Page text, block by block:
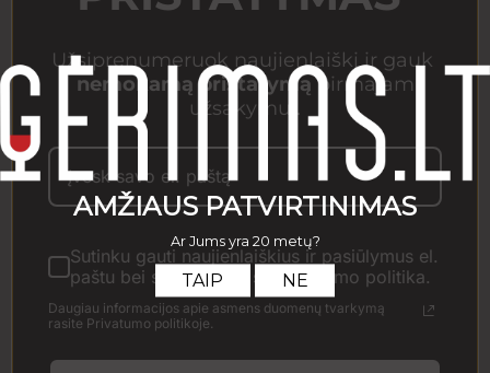
distilerija gaminanti puikių pasaulinių apdovanojimų sulaukusius
St. Lucia Chairman's Reserve pirmą kartą pradėtas distiliuoti
1999 m.. brandinamas Amerikietiškose ąžuolo statinėse.
Rezultatas - gili gintaro spalva
Nosyje pajusite sodrų medaus. vaisių ir aštrios vanilės aromatus
skonyje saldūs prieskoniai. tabakas ir kvapnios razinos. kreminis.
Poskonis ilgas. vaisinis
Užsiprenumeruok naujienlaiškį ir gauk
nemokamą pristatymąpirmajam
užsakymui.
Sutinku gauti naujienlaiškius ir pasiūlymus el.
paštu bei susipažinau su Privatumo politika.
Daugiau informacijos apie asmens duomenų tvarkymą
rasite Privatumo politikoje.